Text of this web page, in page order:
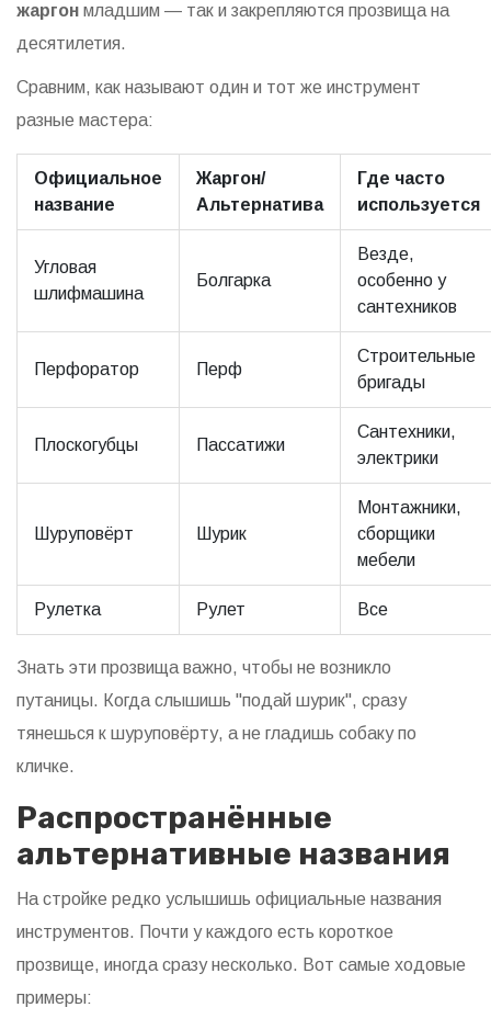
жаргон младшим — так и закрепляются прозвища на
десятилетия.
Сравним, как называют один и тот же инструмент
разные мастера:
Официальное
название
Жаргон/
Альтернатива
Где часто
используется
Угловая
шлифмашина
Болгарка
Везде,
особенно у
сантехников
Перфоратор Перф
Строительные
бригады
Плоскогубцы Пассатижи
Сантехники,
электрики
Шуруповёрт Шурик
Монтажники,
сборщики
мебели
Рулетка Рулет Все
Знать эти прозвища важно, чтобы не возникло
путаницы. Когда слышишь "подай шурик", сразу
тянешься к шуруповёрту, а не гладишь собаку по
кличке.
Распространённые
альтернативные названия
На стройке редко услышишь официальные названия
инструментов. Почти у каждого есть короткое
прозвище, иногда сразу несколько. Вот самые ходовые
примеры: